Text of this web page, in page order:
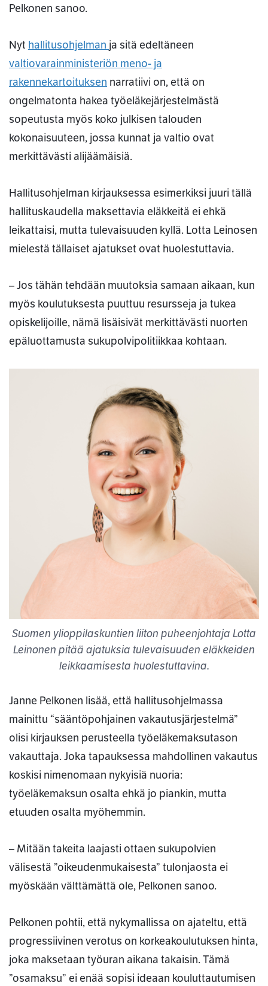
Pelkonen sanoo.
Nyt hallitusohjelman ja sitä edeltäneen
valtiovarainministeriön meno- ja
rakennekartoituksen narratiivi on, että on
ongelmatonta hakea työeläkejärjestelmästä
sopeutusta myös koko julkisen talouden
kokonaisuuteen, jossa kunnat ja valtio ovat
merkittävästi alijäämäisiä.
Hallitusohjelman kirjauksessa esimerkiksi juuri tällä
hallituskaudella maksettavia eläkkeitä ei ehkä
leikattaisi, mutta tulevaisuuden kyllä. Lotta Leinosen
mielestä tällaiset ajatukset ovat huolestuttavia.
– Jos tähän tehdään muutoksia samaan aikaan, kun
myös koulutuksesta puuttuu resursseja ja tukea
opiskelijoille, nämä lisäisivät merkittävästi nuorten
epäluottamusta sukupolvipolitiikkaa kohtaan.
Suomen ylioppilaskuntien liiton puheenjohtaja Lotta
Leinonen pitää ajatuksia tulevaisuuden eläkkeiden
leikkaamisesta huolestuttavina.
Janne Pelkonen lisää, että hallitusohjelmassa
mainittu “sääntöpohjainen vakautusjärjestelmä”
olisi kirjauksen perusteella työeläkemaksutason
vakauttaja. Joka tapauksessa mahdollinen vakautus
koskisi nimenomaan nykyisiä nuoria:
työeläkemaksun osalta ehkä jo piankin, mutta
etuuden osalta myöhemmin.
– Mitään takeita laajasti ottaen sukupolvien
välisestä ”oikeudenmukaisesta” tulonjaosta ei
myöskään välttämättä ole, Pelkonen sanoo.
Pelkonen pohtii, että nykymallissa on ajateltu, että
progressiivinen verotus on korkeakoulutuksen hinta,
joka maksetaan työuran aikana takaisin. Tämä
”osamaksu” ei enää sopisi ideaan kouluttautumisen